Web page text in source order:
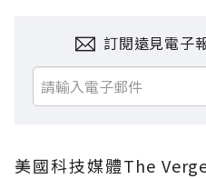
訂閱遠見電子
美國科技媒體The